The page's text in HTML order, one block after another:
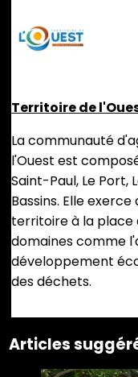
Territoire de
La communauté
l'Ouest est
Saint-Paul, Le Port,
Bassins. Elle
territoire à la place
domaines comme
développement
des déchets.
Articles